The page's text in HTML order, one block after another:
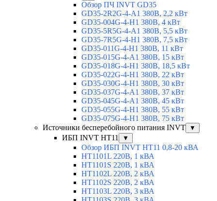
Обзор ПЧ INVT GD35
GD35-2R2G-4-A1 380В, 2,2 кВт
GD35-004G-4-H1 380В, 4 кВт
GD35-5R5G-4-A1 380В, 5,5 кВт
GD35-7R5G-4-H1 380В, 7,5 кВт
GD35-011G-4-H1 380В, 11 кВт
GD35-015G-4-A1 380В, 15 кВт
GD35-018G-4-H1 380В, 18,5 кВт
GD35-022G-4-H1 380В, 22 кВт
GD35-030G-4-H1 380В, 30 кВт
GD35-037G-4-A1 380В, 37 кВт
GD35-045G-4-A1 380В, 45 кВт
GD35-055G-4-H1 380В, 55 кВт
GD35-075G-4-H1 380В, 75 кВт
Источники бесперебойного питания INVT
▼
ИБП INVT HT11 ▼
Обзор ИБП INVT HT11 0,8-20 кВА
HT1101L 220В, 1 кВА
HT1101S 220В, 1 кВА
HT1102L 220В, 2 кВА
HT1102S 220В, 2 кВА
HT1103L 220В, 3 кВА